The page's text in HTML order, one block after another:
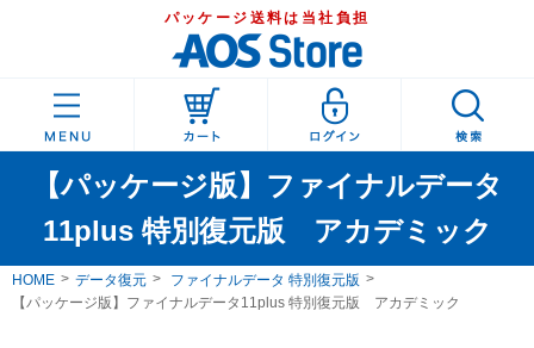
パッケージ送料は当社負担
【パッケージ版】ファイナルデータ
11plus 特別復元版 アカデミック
HOME データ復元
ファイナルデータ 特別復元版
【パッケージ版】ファイナルデータ11plus 特別復元版 アカデミック